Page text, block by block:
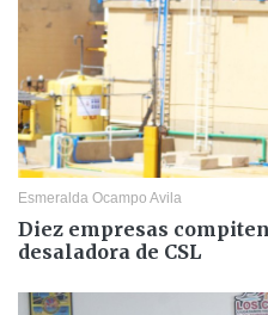
Esmeralda Ocampo Avila
Diez empresas
desaladora de CSL